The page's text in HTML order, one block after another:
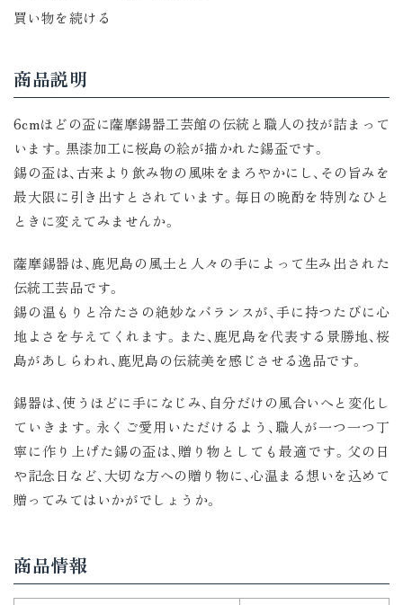
買い物を続ける
商品説明
6cmほどの盃に薩摩錫器工芸館の伝統と職人の技が詰まって
います。黒漆加工に桜島の絵が描かれた錫盃です。
錫の盃は、古来より飲み物の風味をまろやかにし、その旨みを
最大限に引き出すとされています。毎日の晩酌を特別なひと
ときに変えてみませんか。
薩摩錫器は、鹿児島の風土と人々の手によって生み出された
伝統工芸品です。
錫の温もりと冷たさの絶妙なバランスが、手に持つたびに心
地よさを与えてくれます。また、鹿児島を代表する景勝地、桜
島があしらわれ、鹿児島の伝統美を感じさせる逸品です。
錫器は、使うほどに手になじみ、自分だけの風合いへと変化し
ていきます。永くご愛用いただけるよう、職人が一つ一つ丁
寧に作り上げた錫の盃は、贈り物としても最適です。父の日
や記念日など、大切な方への贈り物に、心温まる想いを込めて
贈ってみてはいかがでしょうか。
商品情報